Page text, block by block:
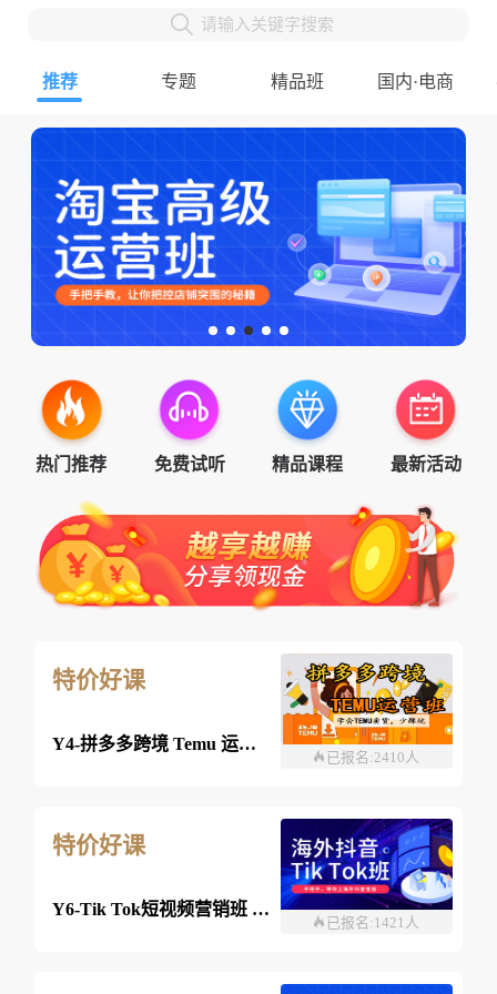
请输入关键字搜索
推荐 专题 精品班 国内·电商
热门推荐 免费试听 精品课程 最新活动
特价好课
Y4-拼多多跨境 Temu 运营班-26年08月08日（双师）
已报名:2410人
特价好课
Y6-Tik Tok短视频营销班 2026年8月03日 （线上）
已报名:1421人